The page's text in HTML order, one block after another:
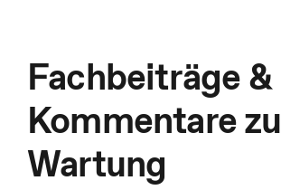
Fachbeiträge &
Kommentare zu
Wartung